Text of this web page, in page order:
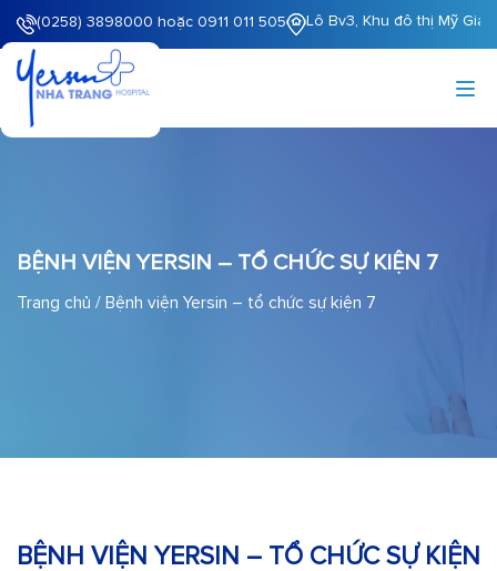
(0258) 3898000 hoặc 0911 011 505 Lô Bv3, Khu đô thị Mỹ
BỆNH VIỆN YERSIN – TỔ CHỨC SỰ KIỆN 7
Trang chủ / Bệnh viện Yersin – tổ chức sự kiện 7
BỆNH VIỆN YERSIN – TỔ CHỨC SỰ KIỆN